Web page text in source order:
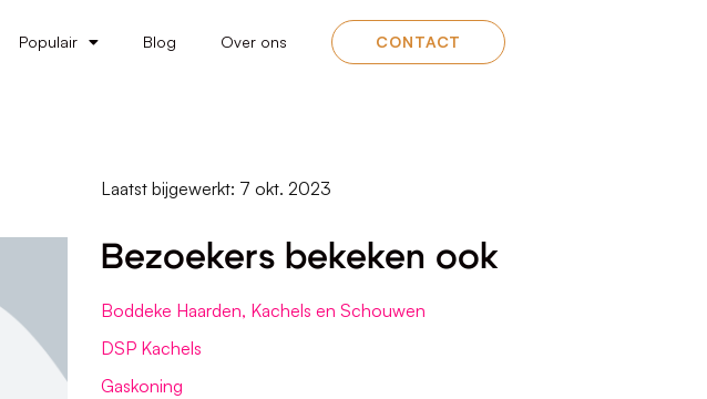
Populair Blog Over ons CONTACT
Laatst bijgewerkt: 7 okt. 2023
Bezoekers bekeken ook
Boddeke Haarden, Kachels en Schouwen
DSP Kachels
Gaskoning